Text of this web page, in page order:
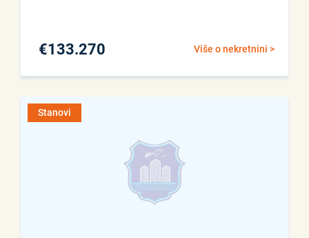
Više o nekretnini >
€133.270
Stanovi